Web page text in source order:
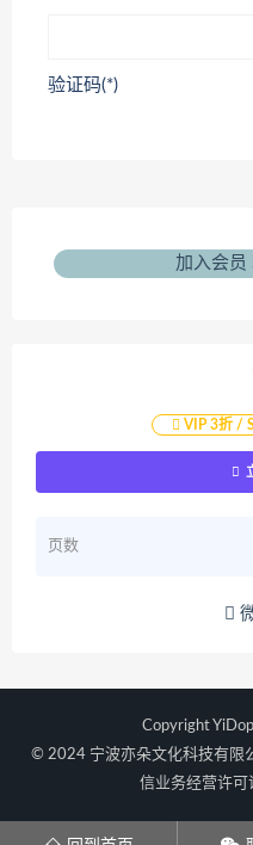
验证码(*)
加入会员
VIP 3折 /
页数
Copyright
© 2024 宁波亦朵文化科技有限
信业务经营许